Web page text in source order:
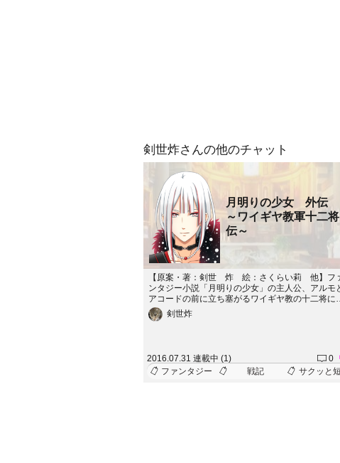
剣世炸さんの他のチャット
月明りの少女 外伝
～ワイギヤ教軍十二将
伝～
【原案・著：剣世 炸 絵：さくらい莉 他】フ
ンタジー小説「月明りの少女」の主人公、アルモ
アコードの前に立ち塞がるワイギヤ教の十二将に
つわる短編ストーリー。不定期更新です。
剣世炸
2016.07.31 連載中 (1) 0
ファンタジー
戦記 サクッと